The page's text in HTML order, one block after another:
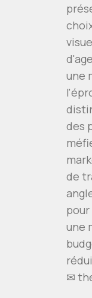
une
des
de
une
✉